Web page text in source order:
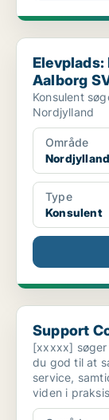
Elevplads:
Elevplads:
Aalborg
Konsulent
Nordjylland
Område
Nordjylland
Type
Konsulent
Support
Support
[xxxxx] søger
du god til at
service,
viden i